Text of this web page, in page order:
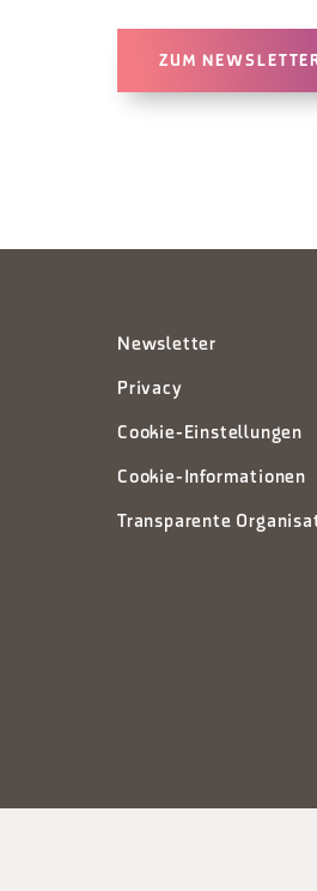
ZUM
Newsletter
Privacy
Cookie-Einstellungen
Cookie-Informationen
Transparente